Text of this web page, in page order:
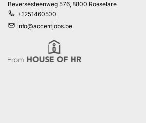
Beversesteenweg 576, 8800 Roeselare
+3251460500
info@accentjobs.be